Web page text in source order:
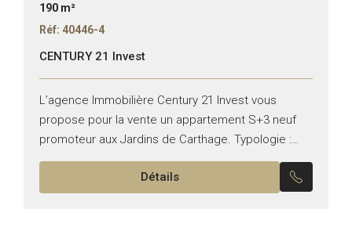
190 m²
Réf: 40446-4
CENTURY 21 Invest
L’agence Immobilière Century 21 Invest vous
propose pour la vente un appartement S+3 neuf
promoteur aux Jardins de Carthage. Typologie :
S+3 Superficie : 190 m2 Jardin : 100m² Il se
Détails